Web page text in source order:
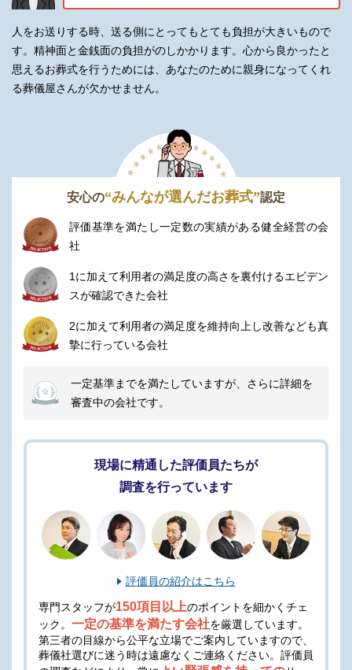
人をお送りする時、送る側にとってもとても負担が大きいもので
す。精神面と金銭面の負担がのしかかります。 心から良かったと
思えるお葬式を行うためには、あなたのために親身になってくれ
る葬儀屋さんが欠かせません。
安心の“みんなが選んだお葬式”認定
評価基準を満たし一定数の実績がある健全経営の会
社
1に加えて利用者の満足度の高さを裏付けるエビデン
スが確認できた会社
2に加えて利用者の満足度を維持向上し改善なども真
摯に行っている会社
一定基準までを満たしていますが、さらに詳細を
審査中の会社です。
現場に精通した評価員たちが
調査を行っています
評価員の紹介はこちら
専門スタッフが150項目以上のポイントを細かくチェ
ック。 一定の基準を満たす会社を厳選しています。
第三者の目線から公平な立場でご案内していますので、
葬儀社選びに迷う時は遠慮なくご連絡ください。 評価員